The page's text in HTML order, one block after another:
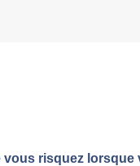
risquez lorsque